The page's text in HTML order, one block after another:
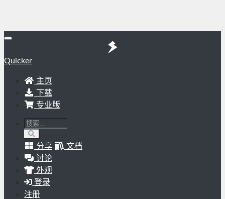
Quicker
主页
下载
专业版
分享
文档
讨论
外观
登录
注册